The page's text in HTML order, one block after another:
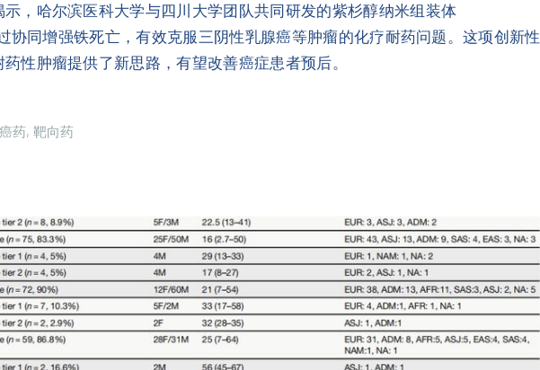
，哈尔滨医科大学与四川大学团队共同研发的紫杉醇纳米组装体
过协同增强铁死亡，有效克服三阴性乳腺癌等肿瘤的化疗耐药问题。这项创新性
性肿瘤提供了新思路，有望改善癌症患者预后。
药 靶向药